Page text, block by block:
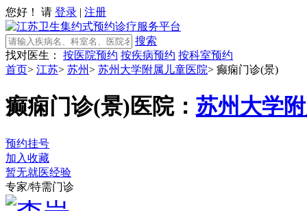
您好！ 请 登录 | 注册
搜索
找对医生：
按医院预约 按疾病预约 按科室预约
首页> 江苏> 苏州> 苏州大学附属儿童医院> 癫痫门诊(景)
癫痫门诊(景)医院： 苏州大学
预约挂号
加入收藏
暂无就医经验
专家/特需门诊